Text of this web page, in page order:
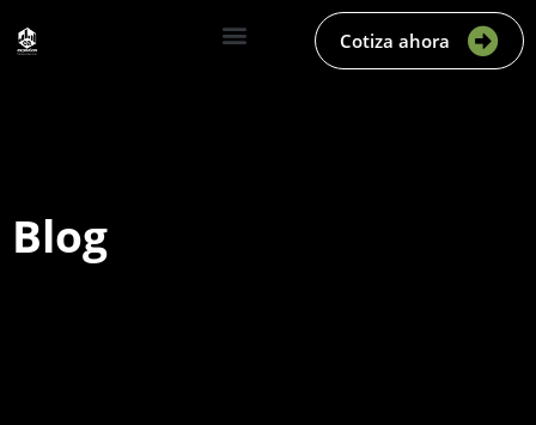
Cotiza ahora
Blog